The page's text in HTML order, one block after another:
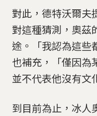
對此，德特沃爾夫
對這種猜測，奧茲
途。「我認為這些
也補充，「僅因為
並不代表他沒有文
到目前為止，冰人